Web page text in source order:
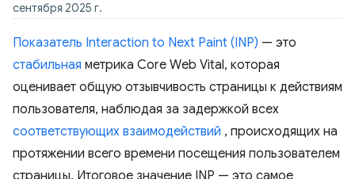
сентября 2025 г.
Показатель Interaction to Next Paint (INP) — это
стабильная метрика Core Web Vital, которая
оценивает общую отзывчивость страницы к действиям
пользователя, наблюдая за задержкой всех
соответствующих взаимодействий , происходящих на
протяжении всего времени посещения пользователем
страницы. Итоговое значение INP — это самое